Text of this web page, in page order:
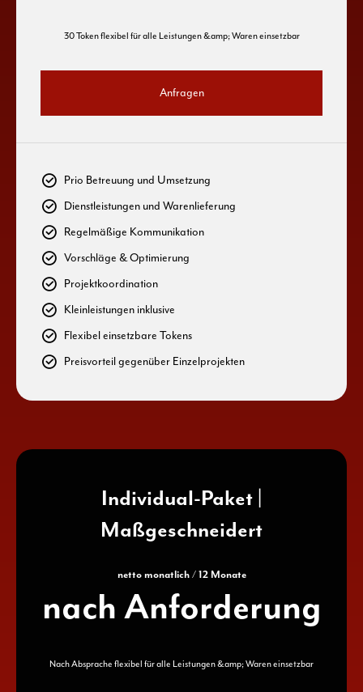
3
4
5
6
7
8
9
0
2
3
4
5
6
7
8
9
0
30 Token flexibel für alle Leistungen &amp; Waren einsetzbar
Anfragen
Prio Betreuung und Umsetzung
Dienstleistungen und Warenlieferung
Regelmäßige Kommunikation
Vorschläge & Optimierung
Projektkoordination
Kleinleistungen inklusive
Flexibel einsetzbare Tokens
Preisvorteil gegenüber Einzelprojekten
Individual-Paket |
Maßgeschneidert
netto monatlich / 12 Monate
nach Anforderung
Nach Absprache flexibel für alle Leistungen &amp; Waren einsetzbar